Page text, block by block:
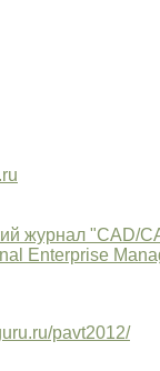
журнал "CAD/
Enterprise
pavt2012/